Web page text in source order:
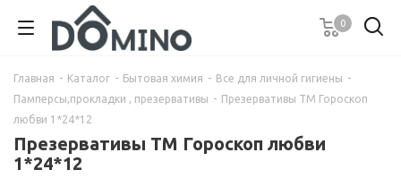
0
Главная - Каталог - Бытовая химия - Все для личной гигиены -
Памперсы,прокладки , презервативы - Презервативы ТМ Гороскоп
любви 1*24*12
Презервативы ТМ Гороскоп любви
1*24*12